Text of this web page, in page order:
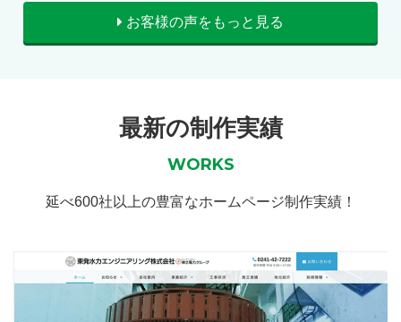
お客様の声をもっと見る
最新の制作実績
WORKS
延べ600社以上の豊富なホームページ制作実績！